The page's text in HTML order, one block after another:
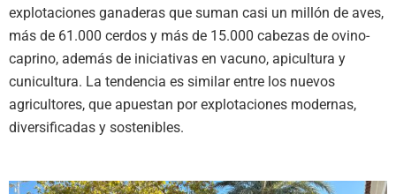
explotaciones ganaderas que suman casi un millón de aves,
más de 61.000 cerdos y más de 15.000 cabezas de ovino-
caprino, además de iniciativas en vacuno, apicultura y
cunicultura. La tendencia es similar entre los nuevos
agricultores, que apuestan por explotaciones modernas,
diversificadas y sostenibles.